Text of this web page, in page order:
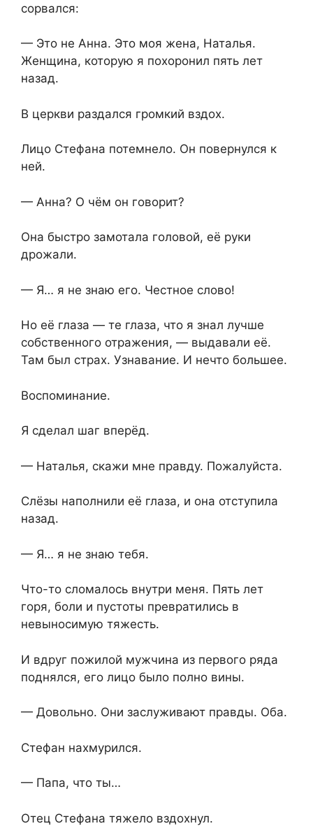
сорвался:
— Это не Анна. Это моя жена, Наталья.
Женщина, которую я похоронил пять лет
назад.
В церкви раздался громкий вздох.
Лицо Стефана потемнело. Он повернулся к
ней.
— Анна? О чём он говорит?
Она быстро замотала головой, её руки
дрожали.
— Я… я не знаю его. Честное слово!
Но её глаза — те глаза, что я знал лучше
собственного отражения, — выдавали её.
Там был страх. Узнавание. И нечто большее.
Воспоминание.
Я сделал шаг вперёд.
— Наталья, скажи мне правду. Пожалуйста.
Слёзы наполнили её глаза, и она отступила
назад.
— Я… я не знаю тебя.
Что-то сломалось внутри меня. Пять лет
горя, боли и пустоты превратились в
невыносимую тяжесть.
И вдруг пожилой мужчина из первого ряда
поднялся, его лицо было полно вины.
— Довольно. Они заслуживают правды. Оба.
Стефан нахмурился.
— Папа, что ты…
Отец Стефана тяжело вздохнул.